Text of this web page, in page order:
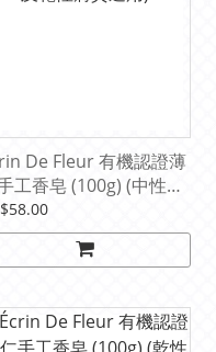
De Fleur 有機認證薄
工香皂 (100g) (中性及
膚質適用)